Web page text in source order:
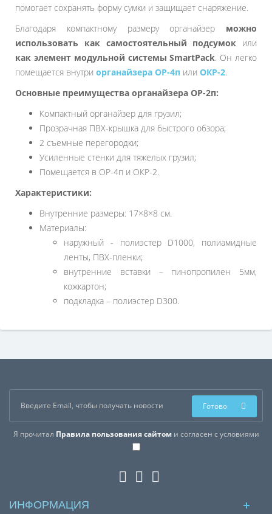
помогает сохранять форму сумки и защищает снаряжение.
Благодаря компактному размеру органайзер можно
использовать как самостоятельный подсумок или
как элемент модульной системы SmartPack. Он легко
помещается внутри органайзера ОР-4п или ОКР-2.
Основные преимущества органайзера ОР-2п:
Компактный органайзер для грузил;
Прозрачная ПВХ-крышка для быстрого обзора;
2 съемные перегородки;
Усиленные стенки для тяжелых грузил;
Помещается в ОР-4п и ОКР-2.
Характеристики:
Внутренние размеры: 17×8×8 см.
Материалы:
наружный - полиэстер D1000, полиамидные
ленты, ПВХ-пленки;
внутренние вставки – пинопропилен 5мм,
кожкартон;
подкладка – полиэстер D300.
Я прочитал Правила пользования сайтоми согласен с условиями
Готово
ИНФОРМАЦИЯ